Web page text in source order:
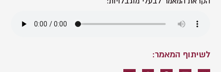
לשיתוף המאמר: